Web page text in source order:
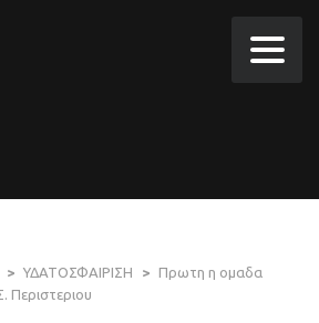
> ΥΔΑΤΟΣΦΑΙΡΙΣΗ >
Πρωτη η ομαδα
Περιστεριου